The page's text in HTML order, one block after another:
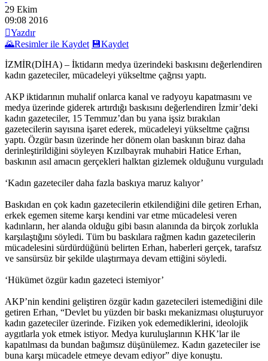
29 Ekim
09:08 2016
Yazdır
🌄Resimler ile Kaydet 💾Kaydet
İZMİR(DİHA) – İktidarın medya üzerindeki baskısını değerlendiren
kadın gazeteciler, mücadeleyi yükseltme çağrısı yaptı.
AKP iktidarının muhalif onlarca kanal ve radyoyu kapatmasını ve
medya üzerinde giderek artırdığı baskısını değerlendiren İzmir’deki
kadın gazeteciler, 15 Temmuz’dan bu yana işsiz bırakılan
gazetecilerin sayısına işaret ederek, mücadeleyi yükseltme çağrısı
yaptı. Özgür basın üzerinde her dönem olan baskının biraz daha
derinleştirildiğini söyleyen Kızılbayrak muhabiri Hatice Erhan,
baskının asıl amacın gerçekleri halktan gizlemek olduğunu vurguladı
‘Kadın gazeteciler daha fazla baskıya maruz kalıyor’
Baskıdan en çok kadın gazetecilerin etkilendiğini dile getiren Erhan,
erkek egemen siteme karşı kendini var etme mücadelesi veren
kadınların, her alanda olduğu gibi basın alanında da birçok zorlukla
karşılaştığını söyledi. Tüm bu baskılara rağmen kadın gazetecilerin
mücadelesini sürdürdüğünü belirten Erhan, haberleri gerçek, tarafsız
ve sansürsüz bir şekilde ulaştırmaya devam ettiğini söyledi.
‘Hükümet özgür kadın gazeteci istemiyor’
AKP’nin kendini geliştiren özgür kadın gazetecileri istemediğini dile
getiren Erhan, “Devlet bu yüzden bir baskı mekanizması oluşturuyor
kadın gazeteciler üzerinde. Fiziken yok edemediklerini, ideolojik
aygıtlarla yok etmek istiyor. Medya kuruluşlarının KHK’lar ile
kapatılması da bundan bağımsız düşünülemez. Kadın gazeteciler ise
buna karşı mücadele etmeye devam ediyor” diye konuştu.